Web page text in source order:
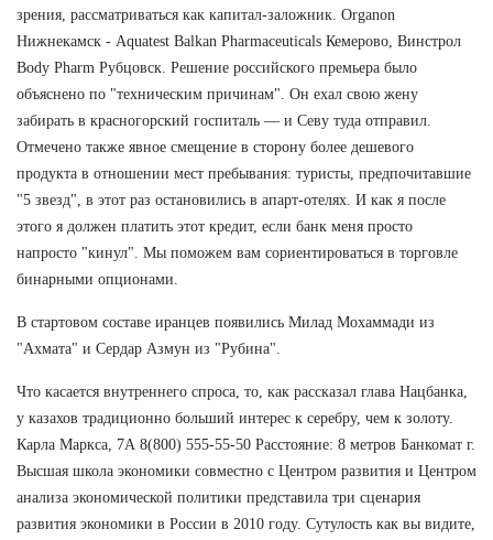
зрения, рассматриваться как капитал-заложник. Organon
Нижнекамск - Aquatest Balkan Pharmaceuticals Кемерово, Винстрол
Body Pharm Рубцовск. Решение российского премьера было
объяснено по "техническим причинам". Он ехал свою жену
забирать в красногорский госпиталь — и Севу туда отправил.
Отмечено также явное смещение в сторону более дешевого
продукта в отношении мест пребывания: туристы, предпочитавшие
"5 звезд", в этот раз остановились в апарт-отелях. И как я после
этого я должен платить этот кредит, если банк меня просто
напросто "кинул". Мы поможем вам сориентироваться в торговле
бинарными опционами.
В стартовом составе иранцев появились Милад Мохаммади из
"Ахмата" и Сердар Азмун из "Рубина".
Что касается внутреннего спроса, то, как рассказал глава Нацбанка,
у казахов традиционно больший интерес к серебру, чем к золоту.
Карла Маркса, 7А 8(800) 555-55-50 Расстояние: 8 метров Банкомат г.
Высшая школа экономики совместно с Центром развития и Центром
анализа экономической политики представила три сценария
развития экономики в России в 2010 году. Сутулость как вы видите,